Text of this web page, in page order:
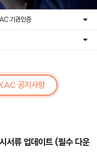
기관인증
공지사항
서류 업데이트 (필수 다운